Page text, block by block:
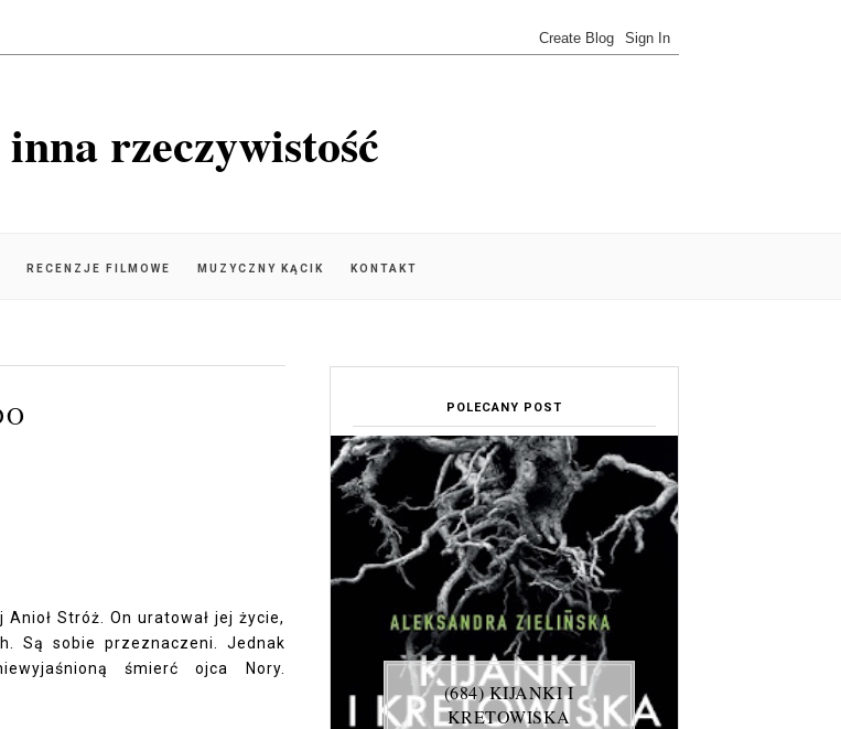
rzeczywistość
RECENZJE FILMOWE MUZYCZNY KĄCIK KONTAKT
Stróż. On uratował jej życie,
Są sobie przeznaczeni. Jednak
śmierć ojca Nory.
POLECANY POST
(684) KIJANKI I
KRETOWISKA